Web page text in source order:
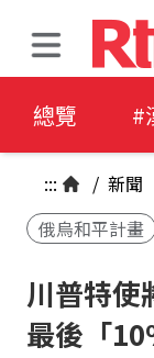
總覽 #
::: / 新聞
俄烏和平計畫
川普特使
最後「